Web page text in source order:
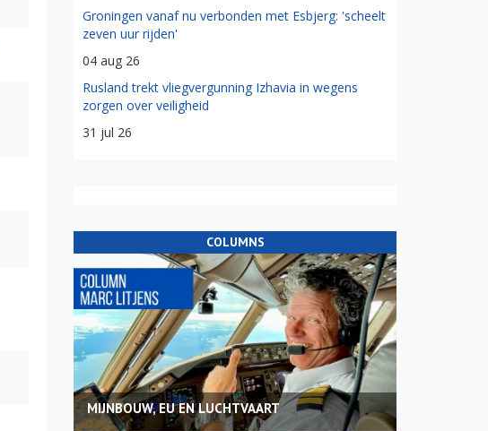
Groningen vanaf nu verbonden met Esbjerg: 'scheelt
zeven uur rijden'
04 aug 26
Rusland trekt vliegvergunning Izhavia in wegens
zorgen over veiligheid
31 jul 26
COLUMNS
MIJNBOUW, EU EN LUCHTVAART